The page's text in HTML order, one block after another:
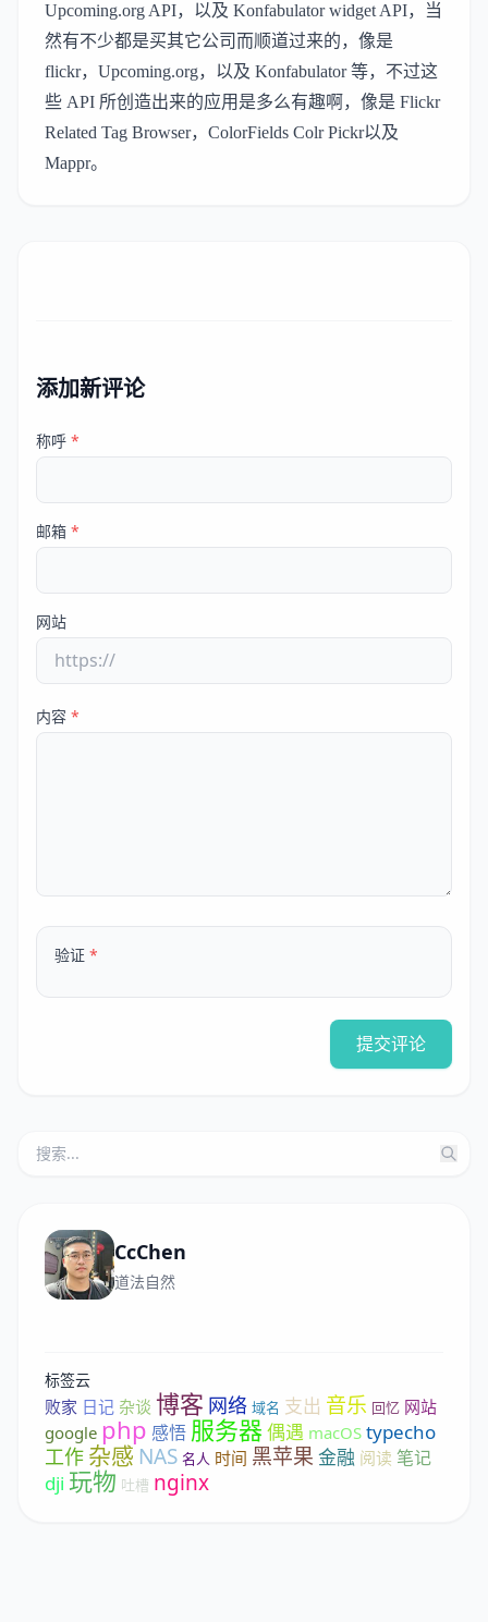
Upcoming.org API，以及 Konfabulator widget API，当
然有不少都是买其它公司而顺道过来的，像是
flickr，Upcoming.org，以及 Konfabulator 等，不过这
些 API 所创造出来的应用是多么有趣啊，像是 Flickr
Related Tag Browser，ColorFields Colr Pickr以及
Mappr。
添加新评论
称呼 *
邮箱 *
网站
内容 *
验证 *
提交评论
CcChen
道法自然
标签云
败家 日记 杂谈 博客 网络 域名 支出 音乐 回忆 网站
google php 感悟 服务器 偶遇 macOS typecho
工作 杂感 NAS 名人 时间 黑苹果 金融 阅读 笔记
dji 玩物 吐槽 nginx